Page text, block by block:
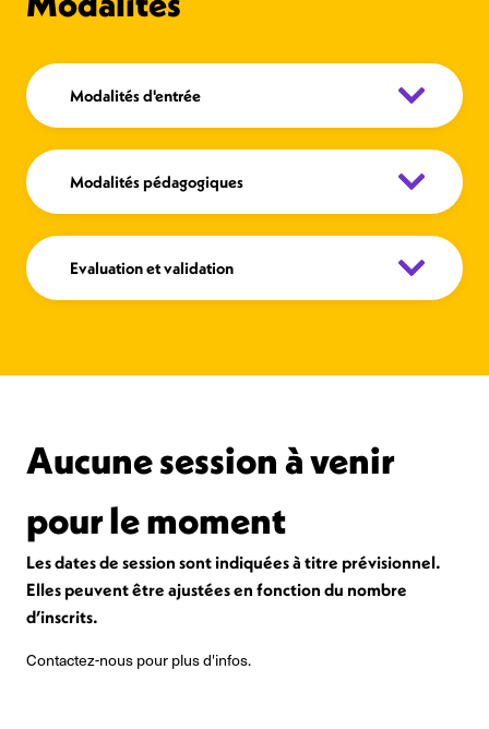
Modalités d'entrée
Modalités pédagogiques
Evaluation et validation
Aucune session à venir
pour le moment
Les dates de session sont indiquées à titre prévisionnel.
Elles peuvent être ajustées en fonction du nombre
d’inscrits.
Contactez-nous pour plus d'infos.